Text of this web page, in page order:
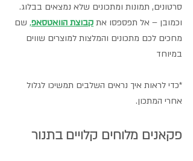
סרטונים, תמונות ומתכונים שלא נמצאים בבלוג.
וכמובן – אל תפספסו את קבוצת הוואטסאפ, שם
מחכים לכם מתכונים והמלצות למוצרים שווים
במיוחד
*כדי לראות איך נראים השלבים תמשיכו לגלול
אחרי המתכון.
פקאנים מלוחים קלויים בתנור